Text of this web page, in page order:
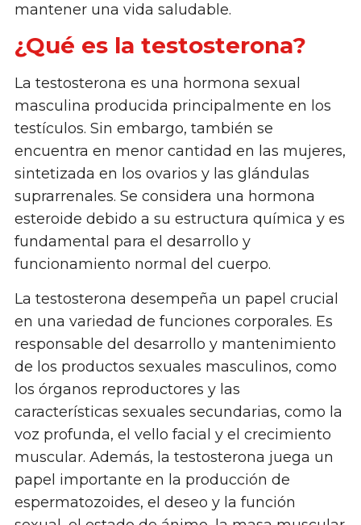
mantener una vida saludable.
¿Qué es la testosterona?
La testosterona es una hormona sexual
masculina producida principalmente en los
testículos. Sin embargo, también se
encuentra en menor cantidad en las mujeres,
sintetizada en los ovarios y las glándulas
suprarrenales. Se considera una hormona
esteroide debido a su estructura química y es
fundamental para el desarrollo y
funcionamiento normal del cuerpo.
La testosterona desempeña un papel crucial
en una variedad de funciones corporales. Es
responsable del desarrollo y mantenimiento
de los productos sexuales masculinos, como
los órganos reproductores y las
características sexuales secundarias, como la
voz profunda, el vello facial y el crecimiento
muscular. Además, la testosterona juega un
papel importante en la producción de
espermatozoides, el deseo y la función